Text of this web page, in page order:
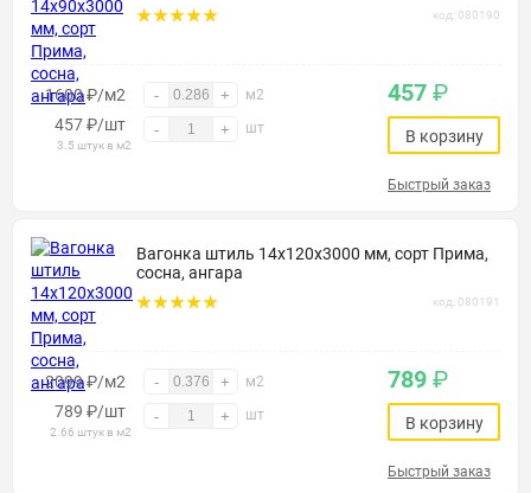
код: 080190
1600 ₽/м2 - + м2
457₽/шт
3.5 штук в м2
- + шт
457 ₽
В корзину
Быстрый заказ
Вагонка штиль 14х120х3000 мм, сорт Прима,
сосна, ангара
код: 080191
2099 ₽/м2 - + м2
789 ₽/шт
2.66 штук в м2
- + шт
789 ₽
В корзину
Быстрый заказ